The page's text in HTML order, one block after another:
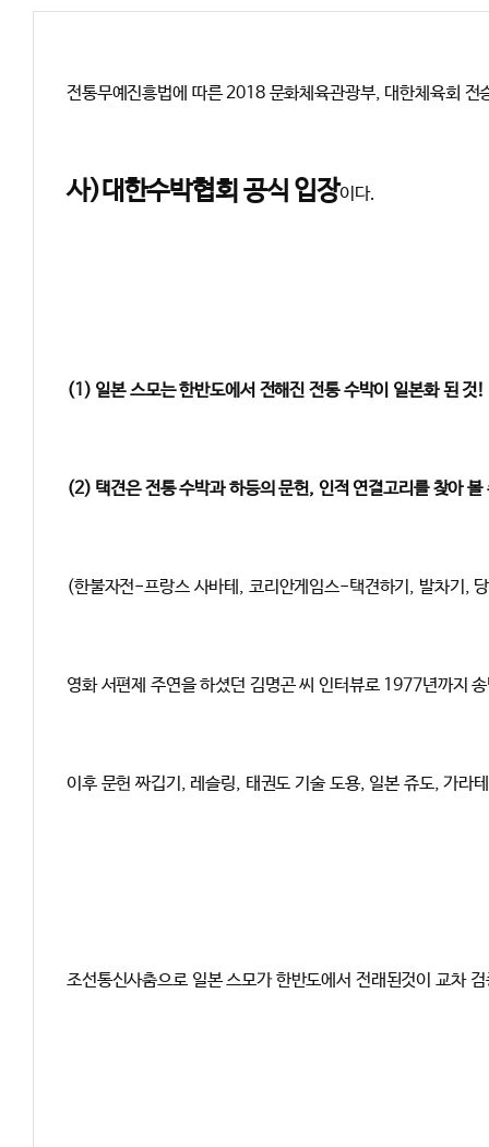
전통무예진흥법에 따른 2018 문화체육관광부, 대한체육회 전
사)대한수박협회 공식 입장이다.
(1) 일본 스모는 한반도에서 전해진 전통 수박이 일본화 된 것!
(2) 택견은 전통 수박과 하등의 문헌, 인적 연결고리를 찾아
(한불자전-프랑스 사바테, 코리안게임스-택견하기, 발차기,
영화 서편제 주연을 하셨던 김명곤 씨 인터뷰로 1977년까지
이후 문헌 짜깁기, 레슬링, 태권도 기술 도용, 일본 쥬도, 가
조선통신사춤으로 일본 스모가 한반도에서 전래된것이 교차